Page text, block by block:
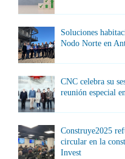
Soluciones
Nodo Norte en
CNC celebra su
reunión especial
Construye2025
circular en la
Invest